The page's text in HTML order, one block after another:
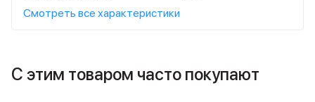
Смотреть все характеристики
С этим товаром часто покупают